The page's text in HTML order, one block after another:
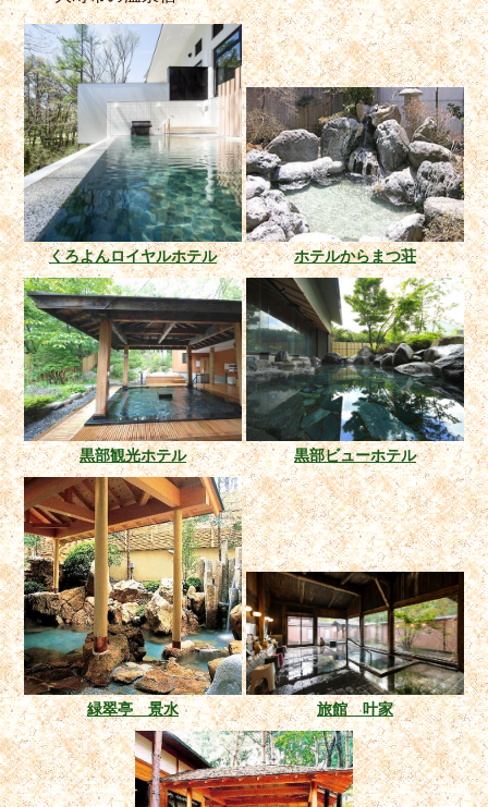
くろよんロイヤルホテル ホテルからまつ荘
黒部観光ホテル 黒部ビューホテル
緑翠亭 景水 旅館 叶家